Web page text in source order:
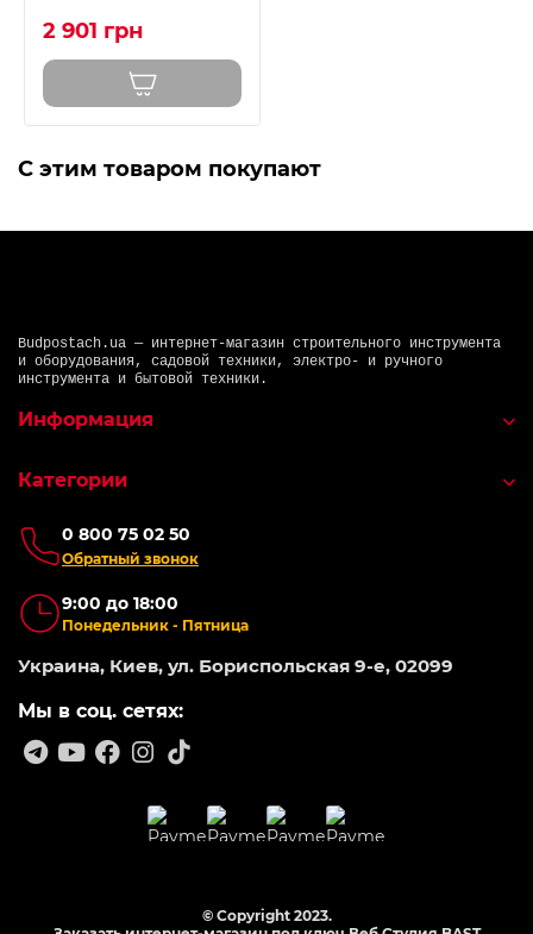
2 901 грн
С этим товаром покупают
Budpostach.ua — интернет-магазин строительного инструмента
и оборудования, садовой техники, электро- и ручного
инструмента и бытовой техники.
0 800 75 02 50
Обратный звонок
9:00 до 18:00
Понедельник - Пятница
Украина, Киев, ул. Бориспольская 9-е, 02099
Мы в соц. сетях:
Информация
Категории
© Copyright 2023.